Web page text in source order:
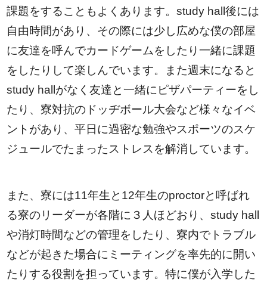
課題をすることもよくあります。study hall後には
自由時間があり、その際には少し広めな僕の部屋
に友達を呼んでカードゲームをしたり一緒に課題
をしたりして楽しんでいます。また週末になると
study hallがなく友達と一緒にピザパーティーをし
たり、寮対抗のドッヂボール大会など様々なイベ
ントがあり、平日に過密な勉強やスポーツのスケ
ジュールでたまったストレスを解消しています。
また、寮には11年生と12年生のproctorと呼ばれ
る寮のリーダーが各階に３人ほどおり、study hall
や消灯時間などの管理をしたり、寮内でトラブル
などが起きた場合にミーティングを率先的に開い
たりする役割を担っています。特に僕が入学した